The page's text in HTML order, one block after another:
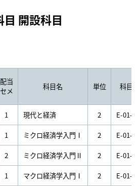
目 開設科目
配当
セメ
科目名 単位 科目
1 現代と経済 2 E-01-
1 ミクロ経済学入門Ⅰ 2 E-01-
2 ミクロ経済学入門Ⅱ 2 E-01-
1 マクロ経済学入門Ⅰ 2 E-01-